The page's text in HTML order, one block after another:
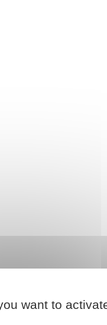
want to